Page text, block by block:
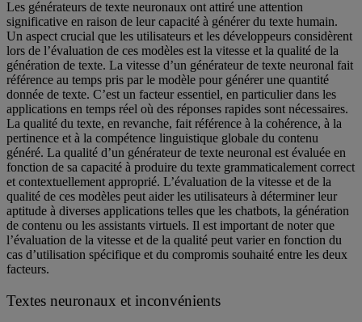
Les générateurs de texte neuronaux ont attiré une attention
significative en raison de leur capacité à générer du texte humain.
Un aspect crucial que les utilisateurs et les développeurs considèrent
lors de l’évaluation de ces modèles est la vitesse et la qualité de la
génération de texte. La vitesse d’un générateur de texte neuronal fait
référence au temps pris par le modèle pour générer une quantité
donnée de texte. C’est un facteur essentiel, en particulier dans les
applications en temps réel où des réponses rapides sont nécessaires.
La qualité du texte, en revanche, fait référence à la cohérence, à la
pertinence et à la compétence linguistique globale du contenu
généré. La qualité d’un générateur de texte neuronal est évaluée en
fonction de sa capacité à produire du texte grammaticalement correct
et contextuellement approprié. L’évaluation de la vitesse et de la
qualité de ces modèles peut aider les utilisateurs à déterminer leur
aptitude à diverses applications telles que les chatbots, la génération
de contenu ou les assistants virtuels. Il est important de noter que
l’évaluation de la vitesse et de la qualité peut varier en fonction du
cas d’utilisation spécifique et du compromis souhaité entre les deux
facteurs.
Textes neuronaux et inconvénients